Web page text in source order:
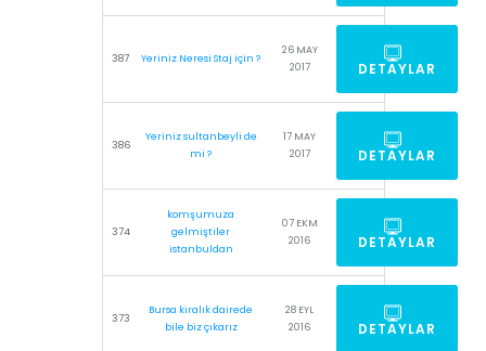
387 Yeriniz Neresi Staj için ?
26 MAY
2017
DETAYLAR
386
Yeriniz sultanbeyli de
mi ?
17 MAY
2017
DETAYLAR
374
komşumuza
gelmiştiler
istanbuldan
07 EKM
2016
DETAYLAR
373
Bursa kiralık dairede
bile biz çıkarız
28 EYL
2016
DETAYLAR